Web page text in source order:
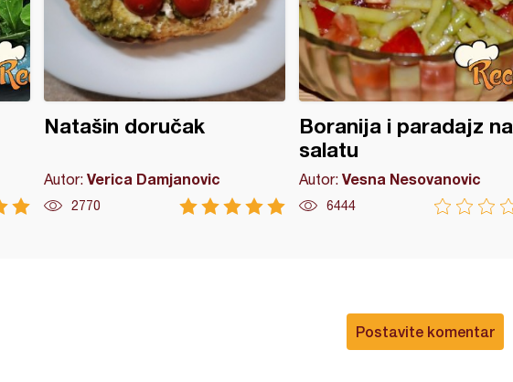
Natašin doručak
Autor: Verica Damjanovic
2770
Boranija i paradajz na
salatu
Autor: Vesna Nesovanovic
6444
Postavite komentar